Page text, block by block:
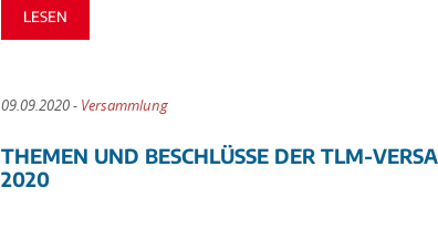
LESEN
09.09.2020 - Versammlung
THEMEN UND BESCHLÜSSE DER TLM-
2020